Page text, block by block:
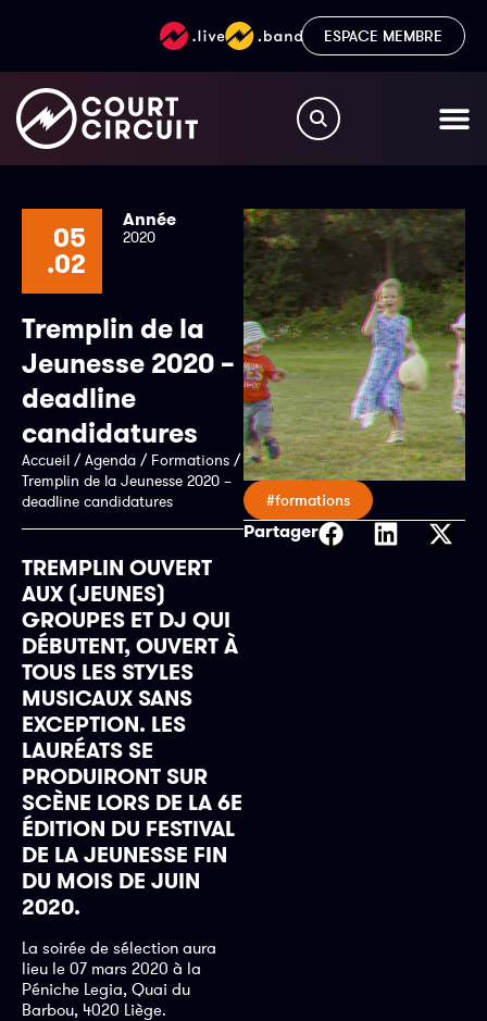
ESPACE MEMBRE
05
.02
Année
2020
Tremplin de la
Jeunesse 2020 –
deadline
candidatures
Accueil /Agenda / Formations /
Tremplin de la Jeunesse 2020 –
deadline candidatures
TREMPLIN OUVERT
AUX (JEUNES)
GROUPES ET DJ QUI
DÉBUTENT, OUVERT À
TOUS LES STYLES
MUSICAUX SANS
EXCEPTION. LES
LAURÉATS SE
PRODUIRONT SUR
SCÈNE LORS DE LA 6E
ÉDITION DU FESTIVAL
DE LA JEUNESSE FIN
DU MOIS DE JUIN
2020.
La soirée de sélection aura
lieu le 07 mars 2020 à la
Péniche Legia, Quai du
Barbou, 4020 Liège.
#formations
Partager